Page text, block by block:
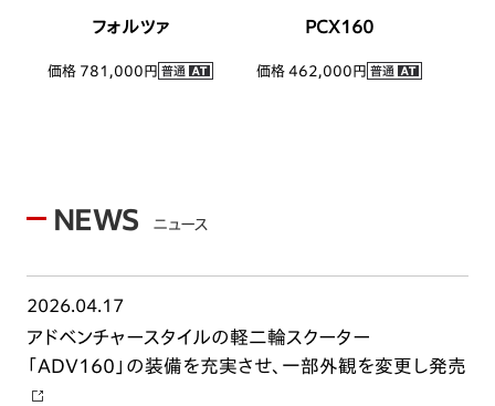
フォルツァ
価格 781,000円
PCX160
価格 462,000円
NEWS ニュース
2026.04.17
アドベンチャースタイルの軽二輪スクーター
「ADV160」の装備を充実させ、一部外観を変更し発売